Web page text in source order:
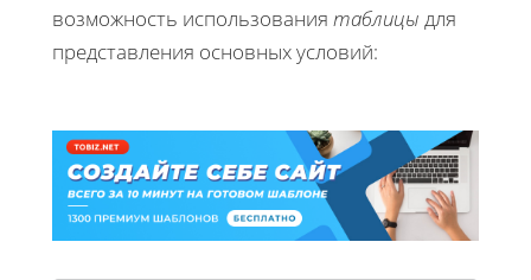
возможность использования таблицы для
представления основных условий: